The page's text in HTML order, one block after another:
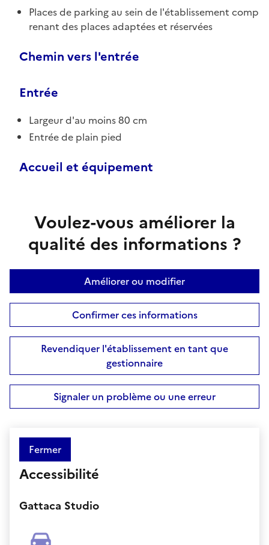
Places de parking au sein de l'établissement comp
renant des places adaptées et réservées
Chemin vers l'entrée
Entrée
Largeur d'au moins 80 cm
Entrée de plain pied
Accueil et équipement
Voulez-vous améliorer la
qualité des informations ?
Améliorer ou modifier
Confirmer ces informations
Revendiquer l'établissement en tant que
gestionnaire
Signaler un problème ou une erreur
Fermer
Accessibilité
Gattaca Studio